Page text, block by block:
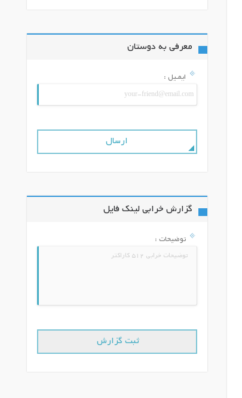
معرفی به دوستان
ایمـیل :
گزارش خرابی لینک فایل
توضیحات :